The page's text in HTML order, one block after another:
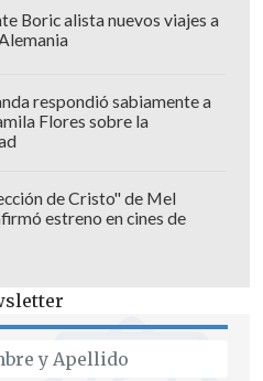
Boric alista nuevos viajes a
respondió sabiamente a
Flores sobre la
de Cristo" de Mel
estreno en cines de